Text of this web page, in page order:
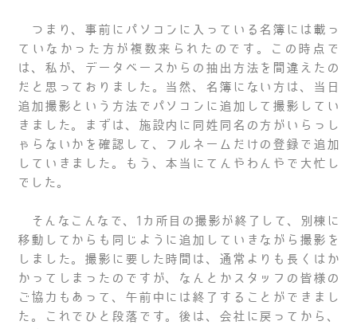
つまり、事前にパソコンに入っている名簿には載っ
ていなかった方が複数来られたのです。この時点で
は、私が、データベースからの抽出方法を間違えたの
だと思っておりました。当然、名簿にない方は、当日
追加撮影という方法でパソコンに追加して撮影してい
きました。まずは、施設内に同姓同名の方がいらっし
ゃらないかを確認して、フルネームだけの登録で追加
していきました。もう、本当にてんやわんやで大忙し
でした。
そんなこんなで、1カ所目の撮影が終了して、別棟に
移動してからも同じように追加していきながら撮影を
しました。撮影に要した時間は、通常よりも長くはか
かってしまったのですが、なんとかスタッフの皆様の
ご協力もあって、午前中には終了することができまし
た。これでひと段落です。後は、会社に戻ってから、